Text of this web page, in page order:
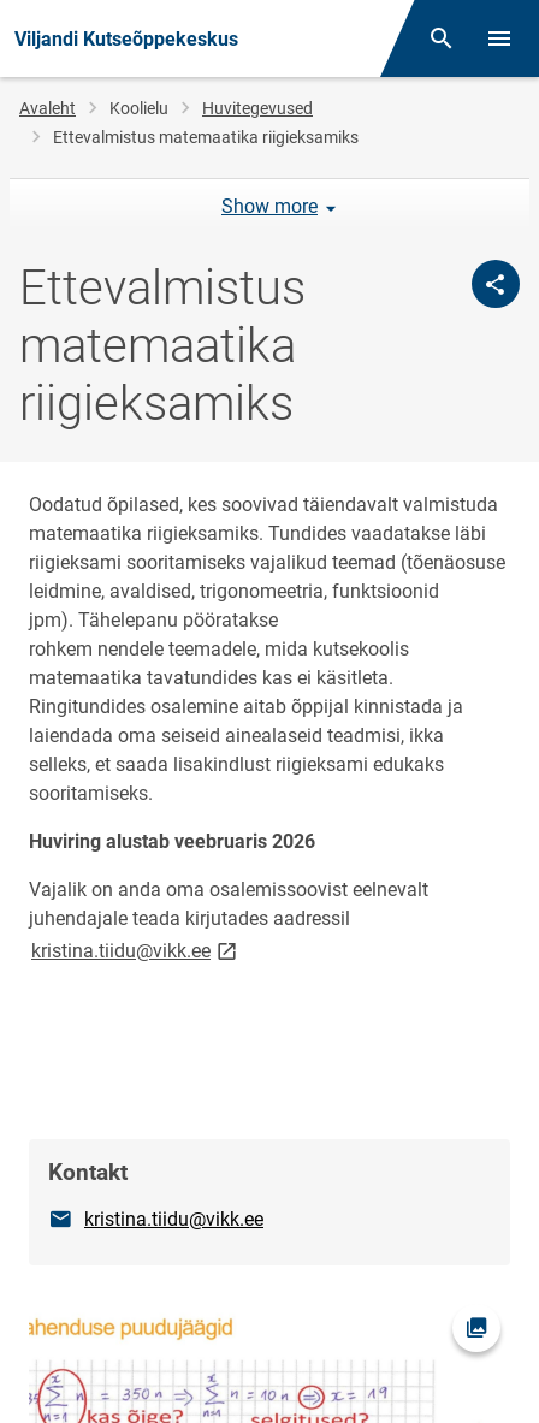
Viljandi Kutseõppekeskus Otsing
Jälglink
Avaleht Koolielu
Huvitegevused
Ettevalmistus matemaatika riigieksamiks
Ettevalmistus
matemaatika
riigieksamiks
Show more
Oodatud õpilased, kes soovivad täiendavalt valmistuda
matemaatika riigieksamiks. Tundides vaadatakse läbi
riigieksami sooritamiseks vajalikud teemad (tõenäosuse
leidmine, avaldised, trigonomeetria, funktsioonid
jpm). Tähelepanu pööratakse
rohkem nendele teemadele, mida kutsekoolis
matemaatika tavatundides kas ei käsitleta.
Ringitundides osalemine aitab õppijal kinnistada ja
laiendada oma seiseid ainealaseid teadmisi, ikka
selleks, et saada lisakindlust riigieksami edukaks
sooritamiseks.
Huviring alustab veebruaris 2026
Vajalik on anda oma osalemissoovist eelnevalt
juhendajale teada kirjutades aadressil
kristina.tiidu@vikk.eelink opens on new page
Kontakt
E-postkristina.tiidu@vikk.ee
Ava